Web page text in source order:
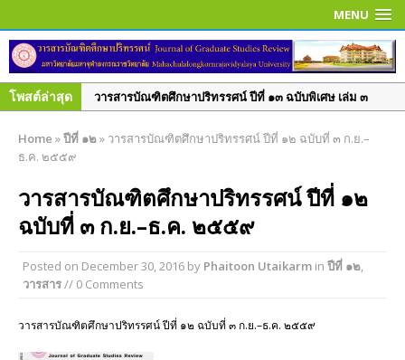
MENU
โพสต์ล่าสุด
วารสารบัณฑิตศึกษาปริทรรศน์ ปีที่ ๑๓ ฉบับพิเศษ เล่ม ๓
วารสารบัณฑิตศึกษาปริทรรศน์ ปีที่ ๑๓ ฉบับพิเศษ เล่ม ๒
วารสารบัณฑิตศึกษาปริทรรศน์ ใช้ระบบ ThaiJO ตั้งแต่ปีที่
๑๕ ฉบับที่ ๑ มกราคม-เมษายน ๖๒ เป็นต้นไป
๒๕๖๒
๒๕๖๑
วารสารบัณฑิตศึกษาปริทรรศน์ ปีที่ ๑๔ ฉบับพิเศษ เล่ม ๑
Home »ปีที่ ๑๒» วารสารบัณฑิตศึกษาปริทรรศน์ ปีที่ ๑๒ ฉบับที่ ๓ ก.ย.–
ธ.ค. ๒๕๕๙
วารสารบัณฑิตศึกษาปริทรรศน์ ปีที่ ๑๒
ฉบับที่ ๓ ก.ย.–ธ.ค. ๒๕๕๙
Posted on December 30, 2016 by Phaitoon Utaikarm in ปีที่ ๑๒,
วารสาร// 0 Comments
วารสารบัณฑิตศึกษาปริทรรศน์ ปีที่ ๑๒ ฉบับที่ ๓ ก.ย.–ธ.ค. ๒๕๕๙